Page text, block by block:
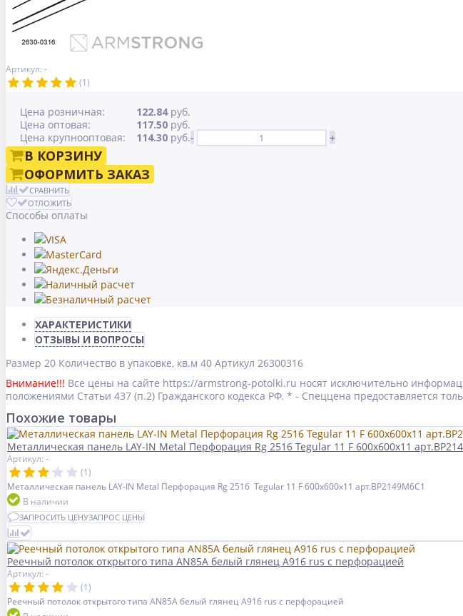
Артикул: -
(1)
Цена розничная: 122.84руб.
Цена оптовая:
117.50 руб.
Цена крупнооптовая:
114.30 руб.- +
В КОРЗИНУ
ОФОРМИТЬ ЗАКАЗ
СРАВНИТЬ
ОТЛОЖИТЬ
Способы оплаты
ХАРАКТЕРИСТИКИ
ОТЗЫВЫ И ВОПРОСЫ
Размер 20 Количество в упаковке, кв.м 40 Артикул 26300316
Внимание!!! Все цены на сайте https://armstrong-potolki.ru носят исключительно
положениями Статьи 437 (п.2) Гражданского кодекса РФ. * - Спеццена предоставляется
Похожие товары
Металлическая панель LAY-IN Metal Перфорация Rg 2516 Tegular 11 F 600x600x11
Артикул: -
(1)
Металлическая панель LAY-IN Metal Перфорация Rg 2516 Tegular 11 F 600x600x11 арт.BP2149M6C1
В наличии
ЗАПРОСИТЬ ЦЕНУЗАПРОС ЦЕНЫ
Реечный потолок открытого типа AN85A белый глянец А916 rus с перфорацией
Артикул: -
(1)
Реечный потолок открытого типа AN85A белый глянец А916 rus с перфорацией